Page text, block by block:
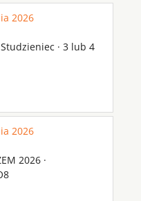
2026
Studzieniec · 3 lub 4
2026
2026 ·